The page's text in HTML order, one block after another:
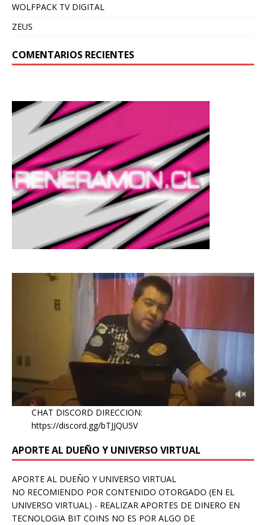
WOLFPACK TV DIGITAL
ZEUS
COMENTARIOS RECIENTES
CHAT DISCORD DIRECCION:
https://discord.gg/bTJJQU5V
APORTE AL DUEÑO Y UNIVERSO VIRTUAL
APORTE AL DUEÑO Y UNIVERSO VIRTUAL
NO RECOMIENDO POR CONTENIDO OTORGADO (EN EL
UNIVERSO VIRTUAL) - REALIZAR APORTES DE DINERO EN
TECNOLOGIA BIT COINS NO ES POR ALGO DE